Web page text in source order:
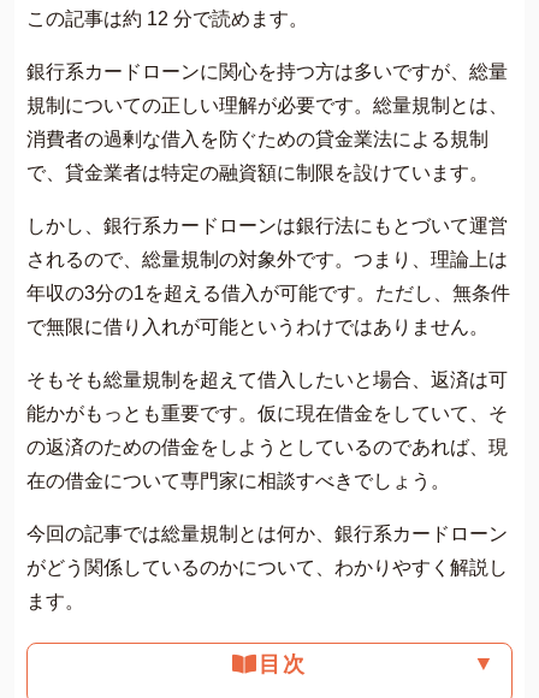
グリーン司法書士法人のご紹介
無料相談の流れ
費用について
よくあるご質問
借金返済の相談はコチラ
この記事は約 12 分で読めます。
銀行系カードローンに関心を持つ方は多いですが、総量
規制についての正しい理解が必要です。総量規制とは、
消費者の過剰な借入を防ぐための貸金業法による規制
で、貸金業者は特定の融資額に制限を設けています。
しかし、銀行系カードローンは銀行法にもとづいて運営
されるので、総量規制の対象外です。つまり、理論上は
年収の3分の1を超える借入が可能です。ただし、無条件
で無限に借り入れが可能というわけではありません。
そもそも総量規制を超えて借入したいと場合、返済は可
能かがもっとも重要です。仮に現在借金をしていて、そ
の返済のための借金をしようとしているのであれば、現
在の借金について専門家に相談すべきでしょう。
今回の記事では総量規制とは何か、銀行系カードローン
がどう関係しているのかについて、わかりやすく解説し
ます。
目次 ▼